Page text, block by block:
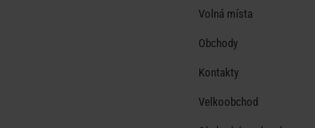
Volná místa
Obchody
Kontakty
Velkoobchod